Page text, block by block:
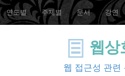
연도별 주제별 문서 강연
웹상
웹 접근성 관련